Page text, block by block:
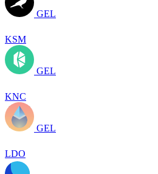
GEL
KSM
GEL
KNC
GEL
LDO